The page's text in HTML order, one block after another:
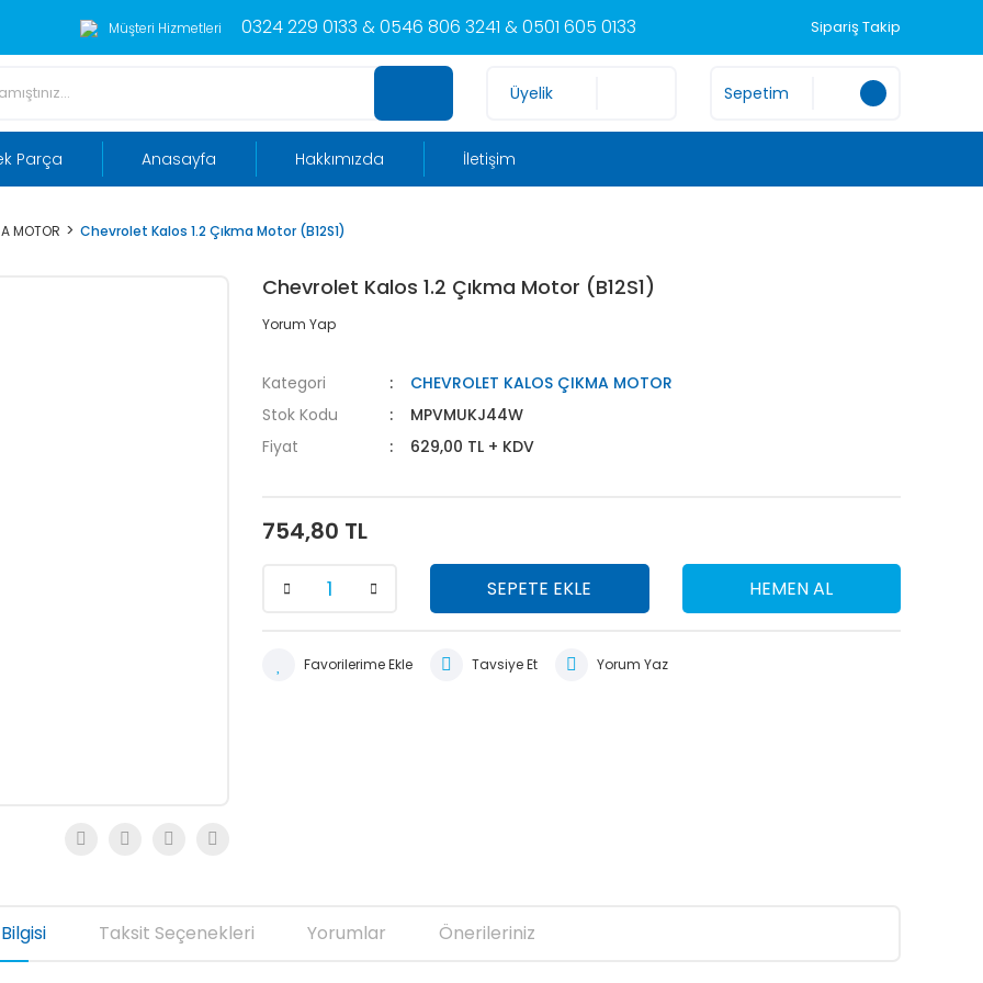
Müşteri Hizmetleri 0324 229 0133 & 0546 806 3241 & 0501 605 0133 Sipariş Takip
Üyelik Sepetim
Parça Anasayfa Hakkımızda İletişim
MOTOR Chevrolet Kalos 1.2 Çıkma Motor (B12S1)
Chevrolet Kalos 1.2 Çıkma Motor (B12S1)
Yorum Yap
Kategori
CHEVROLET KALOS ÇIKMA MOTOR
Stok Kodu
MPVMUKJ44W
Fiyat
629,00 TL + KDV
754,80 TL
SEPETE EKLE HEMEN AL
Tavsiye Et Yorum Yaz
Taksit Seçenekleri Yorumlar Önerileriniz